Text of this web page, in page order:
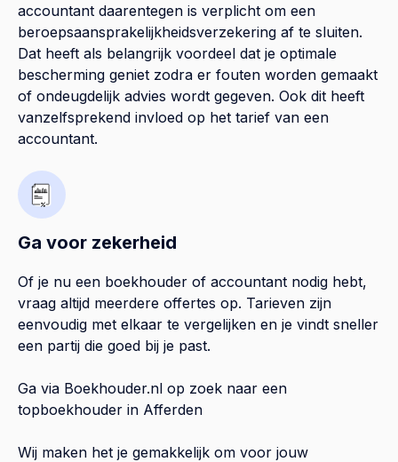
accountant daarentegen is verplicht om een
beroepsaansprakelijkheidsverzekering af te sluiten.
Dat heeft als belangrijk voordeel dat je optimale
bescherming geniet zodra er fouten worden gemaakt
of ondeugdelijk advies wordt gegeven. Ook dit heeft
vanzelfsprekend invloed op het tarief van een
accountant.
Ga voor zekerheid
Of je nu een boekhouder of accountant nodig hebt,
vraag altijd meerdere offertes op. Tarieven zijn
eenvoudig met elkaar te vergelijken en je vindt sneller
een partij die goed bij je past.
Ga via Boekhouder.nl op zoek naar een
topboekhouder in Afferden
Wij maken het je gemakkelijk om voor jouw